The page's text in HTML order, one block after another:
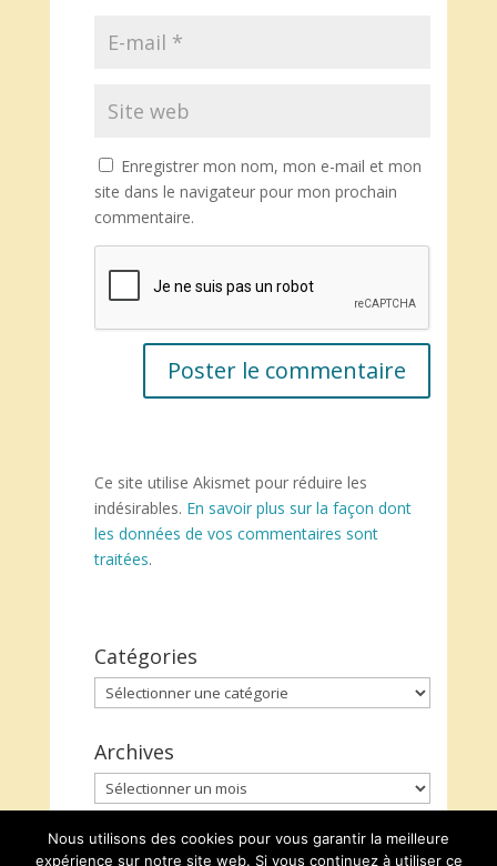
Enregistrer mon nom, mon e-mail et mon
site dans le navigateur pour mon prochain
commentaire.
Ce site utilise Akismet pour réduire les
indésirables. En savoir plus sur la façon dont
les données de vos commentaires sont
traitées.
Catégories
Catégories
Archives
Archives
Nous utilisons des cookies pour vous garantir la meilleure
expérience sur notre site web. Si vous continuez à utiliser ce